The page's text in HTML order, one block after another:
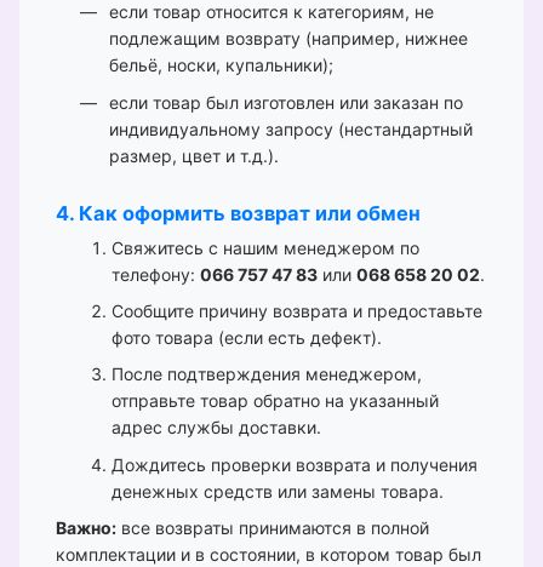
если товар относится к категориям, не
подлежащим возврату (например, нижнее
бельё, носки, купальники);
если товар был изготовлен или заказан по
индивидуальному запросу (нестандартный
размер, цвет и т.д.).
4. Как оформить возврат или обмен
Свяжитесь с нашим менеджером по
телефону: 066 757 47 83 или 068 658 20 02.
Сообщите причину возврата и предоставьте
фото товара (если есть дефект).
После подтверждения менеджером,
отправьте товар обратно на указанный
адрес службы доставки.
Дождитесь проверки возврата и получения
денежных средств или замены товара.
Важно: все возвраты принимаются в полной
комплектации и в состоянии, в котором товар был